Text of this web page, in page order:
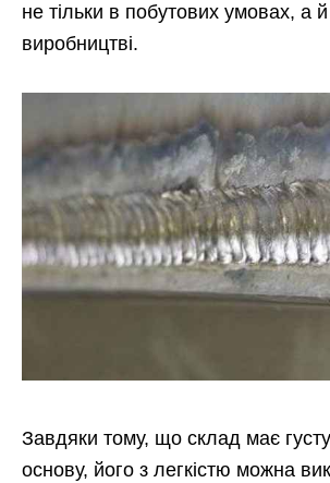
не тільки в побутових умовах, а
виробництві.
Завдяки тому, що склад має
основу, його з легкістю можна